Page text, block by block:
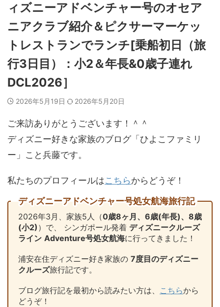
ィズニーアドベンチャー号のオセア
ニアクラブ紹介＆ピクサーマーケッ
トレストランでランチ[乗船初日（旅
行3日目）：小2＆年長&0歳子連れ
DCL2026］
2026年5月19日 2026年5月20日
ご来訪ありがとうございます！＾＾
ディズニー好きな家族のブログ「ひよこファミリ
ー」こと兵藤です。
私たちのプロフィールはこちらからどうぞ！
ディズニーアドベンチャー号処女航海旅行記
2026年3月、家族5人（0歳8ヶ月、6歳(年長)、8歳
(小2) ）で、 シンガポール発着 ディズニークルーズ
ライン Adventure号処女航海に行ってきました！
浦安在住ディズニー好き家族の 7度目のディズニー
クルーズ旅行記です。
ブログ旅行記を最初から読みたい方は、 こちらから
どうぞ！